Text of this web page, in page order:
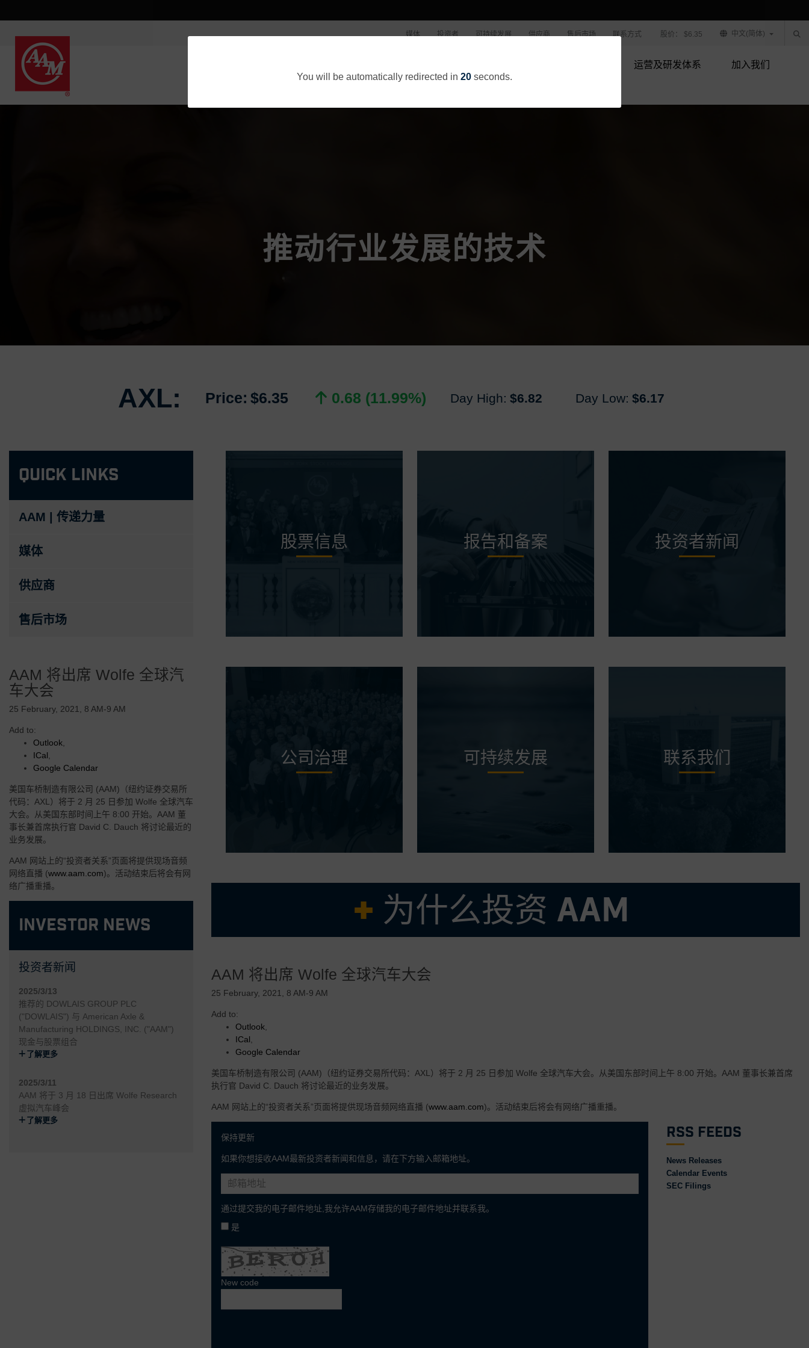
You will be automatically redirected in 20 seconds.
媒体 投资者 可持续发展 供应商 售后市场 联系方式 股价： $6.35 中文(简体)
运营及研发体系 加入我们
推动行业发展的技术
AXL: Price: $6.35 0.68 (11.99%) Day High: $6.82 Day Low: $6.17
Quick Links
AAM | 传递力量
媒体
供应商
售后市场
AAM 将出席 Wolfe 全球汽
车大会 ​
25 February, 2021, 8 AM-9 AM
Add to:
Outlook
ICal
Google Calendar
美国车桥制造有限公司 (AAM)（纽约证券交易所
代码：AXL）将于 2 月 25 日参加 Wolfe 全球汽车
大会。从美国东部时间上午 8:00 开始。AAM 董
事长兼首席执行官 David C. Dauch 将讨论最近的
业务发展。
AAM 网站上的“投资者关系”页面将提供现场音频
网络直播 (www.aam.com)。活动结束后将会有网
络广播重播。
Investor News
投资者新闻
2025/3/13
推荐的 DOWLAIS GROUP PLC
("DOWLAIS") 与 American Axle &
Manufacturing HOLDINGS, INC. ("AAM")
现金与股票组合
了解更多
2025/3/11
AAM 将于 3 月 18 日出席 Wolfe Research
虚拟汽车峰会
了解更多
股票信息 报告和备案 投资者新闻
公司治理 可持续发展 联系我们
为什么投资 AAM
• 专注于高需求产品的强大核心业务，辅以全球盈利增长机会
• 灵活可变的成本结构，在有效调整我们的业务以适应当前市场需求方面有着良好的记录
• 由 AAM 的操作系统和垂直整合的优势驱动的卓越的利润率和强劲的自由现金流收益率
• 高度创新和可扩展的电气化推进技术，旨在加速增长并服务于多个地区、客户和汽车细分市场
AAM 将出席 Wolfe 全球汽车大会 ​
25 February, 2021, 8 AM-9 AM
Add to:
Outlook
ICal
Google Calendar
美国车桥制造有限公司 (AAM)（纽约证券交易所代码：AXL）将于 2 月 25 日参加 Wolfe 全球汽车大会。从美国东部时间上午 8:00 开始。AAM 董事长兼首席
执行官 David C. Dauch 将讨论最近的业务发展。
AAM 网站上的“投资者关系”页面将提供现场音频网络直播 (www.aam.com)。活动结束后将会有网络广播重播。
保持更新
如果你想接收AAM最新投资者新闻和信息，请在下方输入邮箱地址。
通过提交我的电子邮件地址,我允许AAM存储我的电子邮件地址并联系我。
是
New code
RSS Feeds
News Releases
Calendar Events
SEC Filings